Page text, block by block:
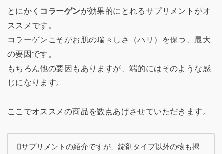
とにかく コラーゲンが効果的にとれるサプリメントがオ
ススメです。
コラーゲンこそがお肌の瑞々しさ（ハリ）を保つ、最大
の要因です。
もちろん他の要因もありますが、端的にはそのような感
じになります。
ここでオススメの商品を数点あげさせていただきます。
サプリメントの紹介ですが、錠剤タイプ以外の物も掲